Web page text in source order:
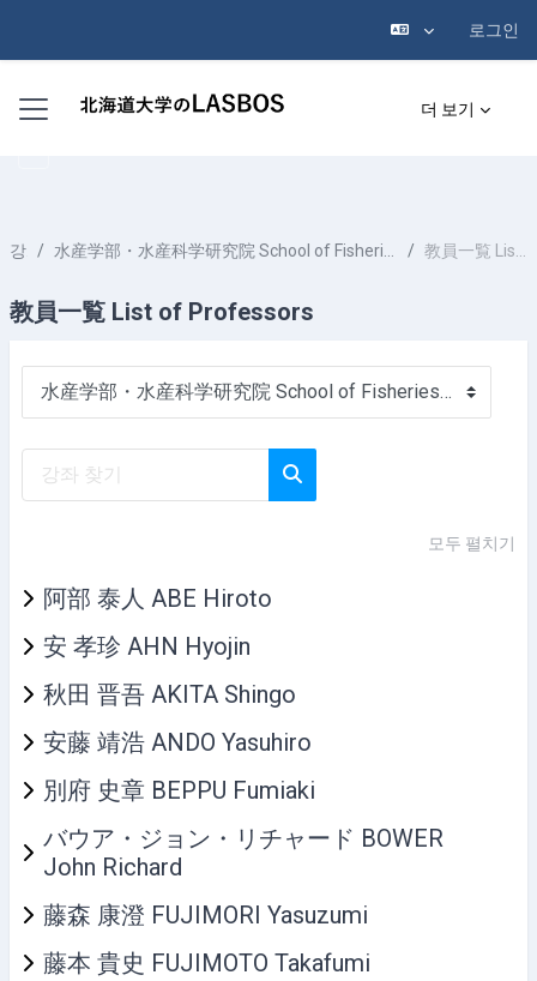
로그인
측면 패널 더 보기
水産学部・水産科学研究院 School of Fisheries Sciences & Faculty of Fisheries Sciences 教員一覧 List of Professors
教員一覧 List of Professors
강좌 범주
강좌 찾기
모두 펼치기
阿部 泰人 ABE Hiroto
安 孝珍 AHN Hyojin
秋田 晋吾 AKITA Shingo
安藤 靖浩 ANDO Yasuhiro
別府 史章 BEPPU Fumiaki
バウア・ジョン・リチャード BOWER
John Richard
藤森 康澄 FUJIMORI Yasuzumi
藤本 貴史 FUJIMOTO Takafumi